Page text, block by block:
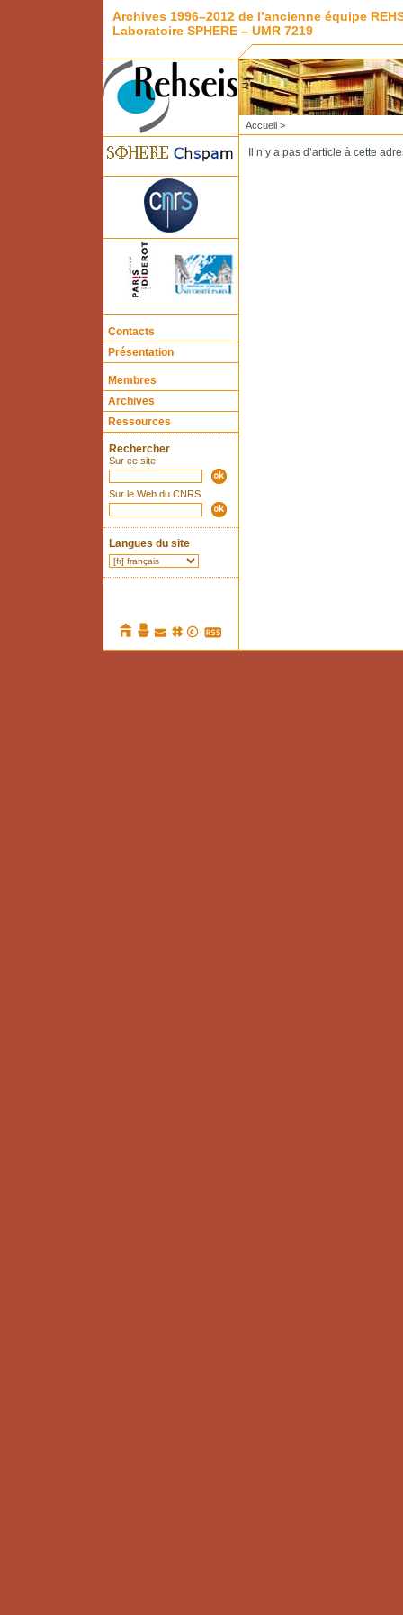
Archives 1996–2012 de l’ancienne équipe
Laboratoire SPHERE – UMR 7219
Contacts
Présentation
Membres
Archives
Ressources
Rechercher
Sur ce site
Sur le Web du CNRS
Langues du site
Accueil>
Il n’y a pas d’article à cette